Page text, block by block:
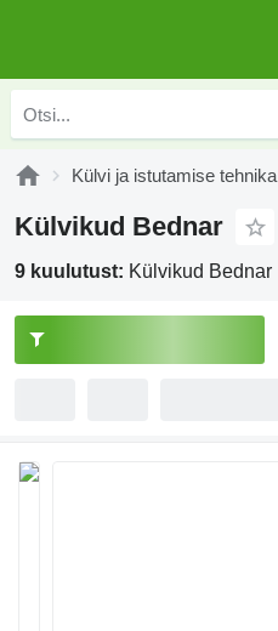
Külvi ja istutamise tehnika
Külvikud Bednar
9 kuulutust: Külvikud Bednar